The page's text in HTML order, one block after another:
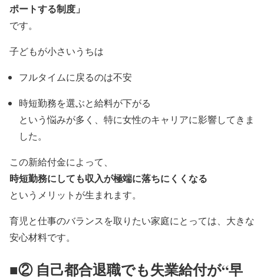
ポートする制度」
です。
子どもが小さいうちは
フルタイムに戻るのは不安
時短勤務を選ぶと給料が下がる
という悩みが多く、特に女性のキャリアに影響してきま
した。
この新給付金によって、
時短勤務にしても収入が極端に落ちにくくなる
というメリットが生まれます。
育児と仕事のバランスを取りたい家庭にとっては、大きな
安心材料です。
■② 自己都合退職でも失業給付が“早